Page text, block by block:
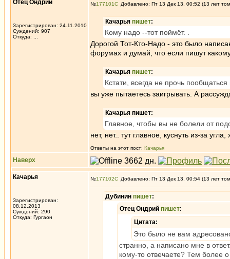
Отец Ондрий
Зарегистрирован: 24.11.2010
Суждений: 907
Откуда: ...
№177101 Добавлено: Пт 13 Дек 13, 00:52 (13 лет
Качарья пишет:
Кому надо --тот поймёт. .
Дорогой Тот-Кто-Надо - это было
форумах и думай, что если пишут
Качарья пишет:
Кстати, всегда не прочь
вы уже пытаетесь заигрывать. А
Качарья пишет:
Главное, чтобы вы не болели от
нет, нет.. тут главное, куснуть из-за
Ответы на этот пост: Качарья
Наверх
Качарья
Зарегистрирован:
08.12.2013
Суждений: 290
Откуда: Гургаон
№177102 Добавлено: Пт 13 Дек 13, 00:54 (13 лет
Дубинин пишет:
Отец Ондрий пишет:
Цитата:
Это было не вам
странно, а написано мне в
кому-то отвечаете? Тем более